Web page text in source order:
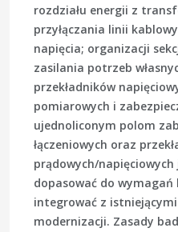
rozdziału energii z
przyłączania linii
napięcia; organizacji
zasilania potrzeb
przekładników
pomiarowych i
ujednoliconym polom
łączeniowych oraz
prądowych/
dopasować do
integrować z
modernizacji. Zasady